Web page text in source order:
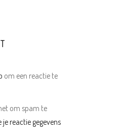
om een reactie te
om spam te
je reactie gegevens